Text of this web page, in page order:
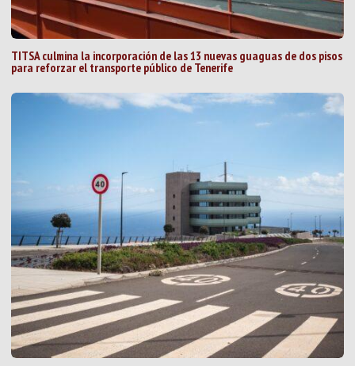
TITSA culmina la incorporación de las 13 nuevas guaguas de dos pisos
para reforzar el transporte público de Tenerife